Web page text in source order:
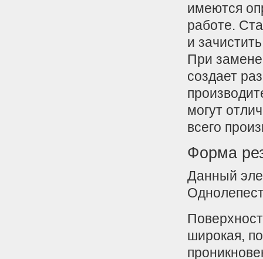
имеются
работе.
и
При
создает
могут
всего
Форма
Данный
широкая,